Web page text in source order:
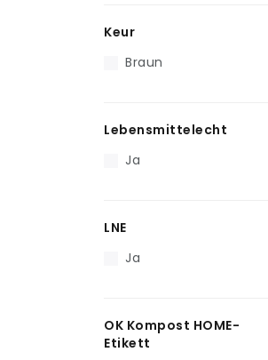
Keur
Braun
Lebensmittelecht
Ja
LNE
Ja
OK Kompost HOME-
Etikett